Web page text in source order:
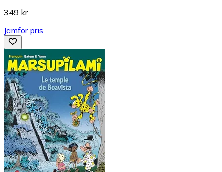
349 kr
Jämför pris